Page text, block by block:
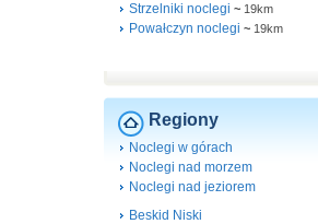
Strzelniki noclegi ~ 19km
Powałczyn noclegi ~ 19km
Regiony
Noclegi w górach
Noclegi nad morzem
Noclegi nad jeziorem
Beskid Niski